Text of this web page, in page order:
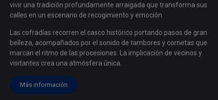
vivir una tradición profundamente arraigada que transforma sus
calles en un escenario de recogimiento y emoción.
Las cofradías recorren el casco histórico portando pasos de gran
belleza, acompañados por el sonido de tambores y cornetas que
marcan el ritmo de las procesiones. La implicación de vecinos y
visitantes crea una atmósfera única.
Más información